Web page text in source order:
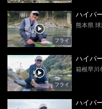
フライ
ハイパ
熊本県
フライ
ハイパ
箱根早川
ハイパ